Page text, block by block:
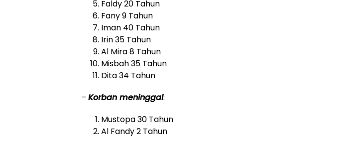
Faldy 20 Tahun
Fany 9 Tahun
Iman 40 Tahun
Irin 35 Tahun
Al Mira 8 Tahun
Misbah 35 Tahun
Dita 34 Tahun
– Korban meninggal:
Mustopa 30 Tahun
Al Fandy 2 Tahun